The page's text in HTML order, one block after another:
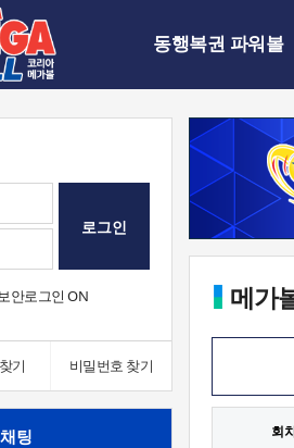
동행복권 파워볼
로그인
안로그인 ON
기 비밀번호 찾기
팅
메가
회